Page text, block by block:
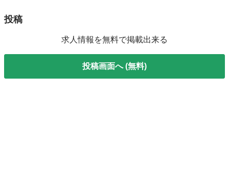
投稿
求人情報を無料で掲載出来る
投稿画面へ (無料)